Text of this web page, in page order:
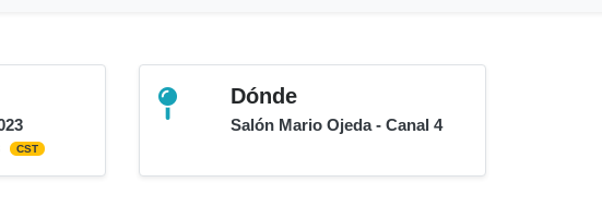
CST
Dónde
Salón Mario Ojeda - Canal 4